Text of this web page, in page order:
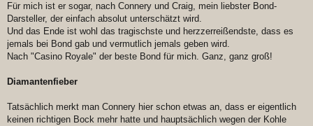
Für mich ist er sogar, nach Connery und Craig, mein liebster Bond-
Darsteller, der einfach absolut unterschätzt wird.
Und das Ende ist wohl das tragischste und herzzerreißendste, dass es
jemals bei Bond gab und vermutlich jemals geben wird.
Nach "Casino Royale" der beste Bond für mich. Ganz, ganz groß!
Diamantenfieber
Tatsächlich merkt man Connery hier schon etwas an, dass er eigentlich
keinen richtigen Bock mehr hatte und hauptsächlich wegen der Kohle